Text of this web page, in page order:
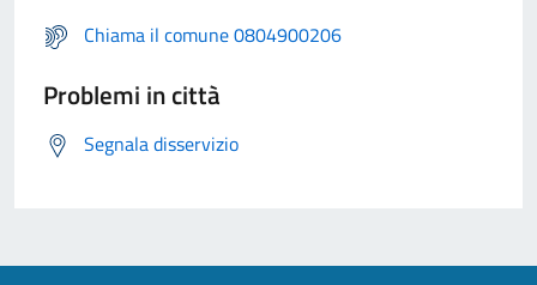
Chiama il comune 0804900206
Problemi in città
Segnala disservizio